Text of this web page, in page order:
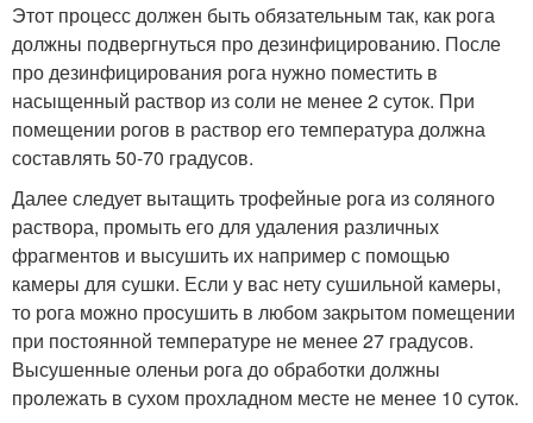
Этот процесс должен быть обязательным так, как рога
должны подвергнуться про дезинфицированию. После
про дезинфицирования рога нужно поместить в
насыщенный раствор из соли не менее 2 суток. При
помещении рогов в раствор его температура должна
составлять 50-70 градусов.
Далее следует вытащить трофейные рога из соляного
раствора, промыть его для удаления различных
фрагментов и высушить их например с помощью
камеры для сушки. Если у вас нету сушильной камеры,
то рога можно просушить в любом закрытом помещении
при постоянной температуре не менее 27 градусов.
Высушенные оленьи рога до обработки должны
пролежать в сухом прохладном месте не менее 10 суток.